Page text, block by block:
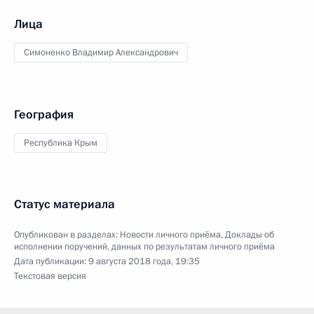
Лица
Симоненко Владимир Александрович
География
Республика Крым
Статус материала
Опубликован в разделах: Новости личного приёма,Доклады об
исполнении поручений, данных по результатам личного приёма
Дата публикации:9 августа 2018 года, 19:35
Текстовая версия